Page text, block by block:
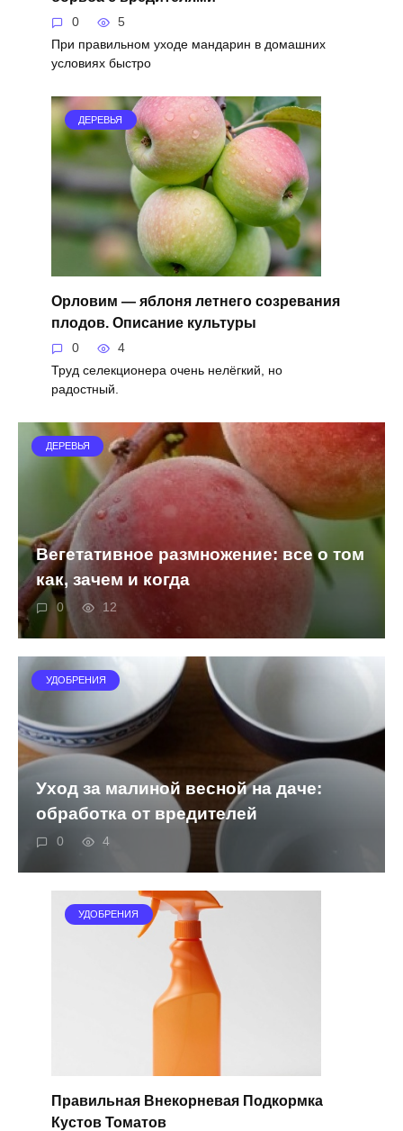
0 5
При правильном уходе мандарин в домашних
условиях быстро
ДЕРЕВЬЯ
Орловим — яблоня летнего созревания
плодов. Описание культуры
0 4
Труд селекционера очень нелёгкий, но
радостный.
ДЕРЕВЬЯ
Вегетативное размножение: все о том
как, зачем и когда
0 12
УДОБРЕНИЯ
Уход за малиной весной на даче:
обработка от вредителей
0 4
УДОБРЕНИЯ
Правильная Внекорневая Подкормка
Кустов Томатов